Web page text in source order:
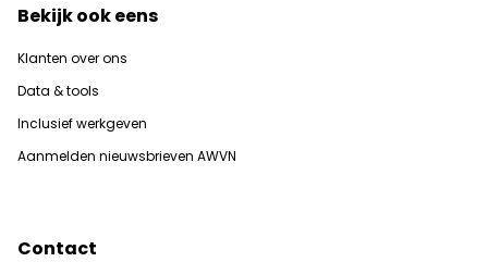
Bekijk ook eens
Klanten over ons
Data & tools
Inclusief werkgeven
Aanmelden nieuwsbrieven AWVN
Contact